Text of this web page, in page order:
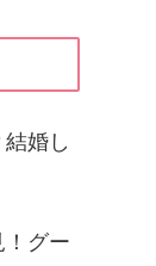
婚し
グー